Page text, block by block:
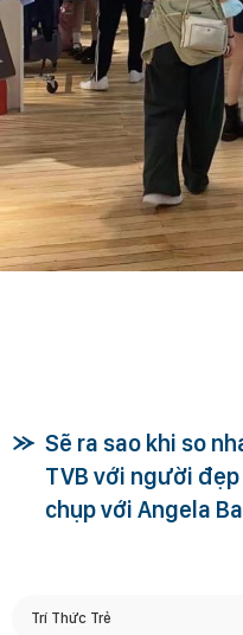
Sẽ ra sao khi so
TVB với người đẹp
chụp với Angela
Trí Thức Trẻ